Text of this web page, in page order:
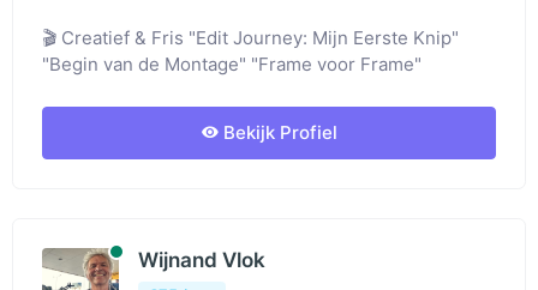
🎬 Creatief & Fris "Edit Journey: Mijn Eerste Knip"
"Begin van de Montage" "Frame voor Frame"
Bekijk Profiel
Beschibaar
Wijnand Vlok